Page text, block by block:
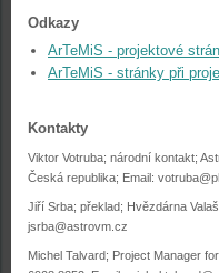
Odkazy
ArTeMiS - projektové
ArTeMiS - stránky při
Kontakty
Viktor Votruba; národní kontakt;
Česká republika; Email:
Jiří Srba; překlad; Hvězdárna
jsrba@astrovm.cz
Michel Talvard; Project Manager